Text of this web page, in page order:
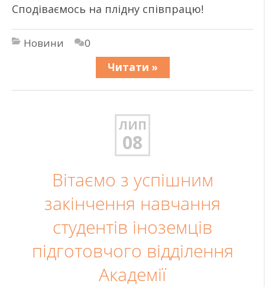
Сподіваємось на плідну співпрацю!
Новини
0
Читати »
ЛИП
08
Вітаємо з успішним
закінчення навчання
студентів іноземців
підготовчого відділення
Академії